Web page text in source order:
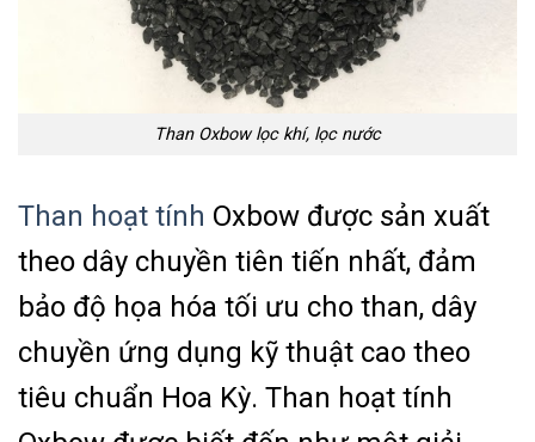
Than Oxbow lọc khí, lọc nước
Than hoạt tính Oxbow được sản xuất
theo dây chuyền tiên tiến nhất, đảm
bảo độ họa hóa tối ưu cho than, dây
chuyền ứng dụng kỹ thuật cao theo
tiêu chuẩn Hoa Kỳ. Than hoạt tính